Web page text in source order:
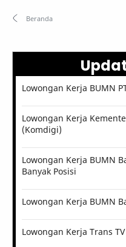
Lowongan Kerja BUMN
Lowongan Kerja
(Komdigi)
Lowongan Kerja BUMN
Banyak Posisi
Lowongan Kerja BUMN
Lowongan Kerja Trans TV